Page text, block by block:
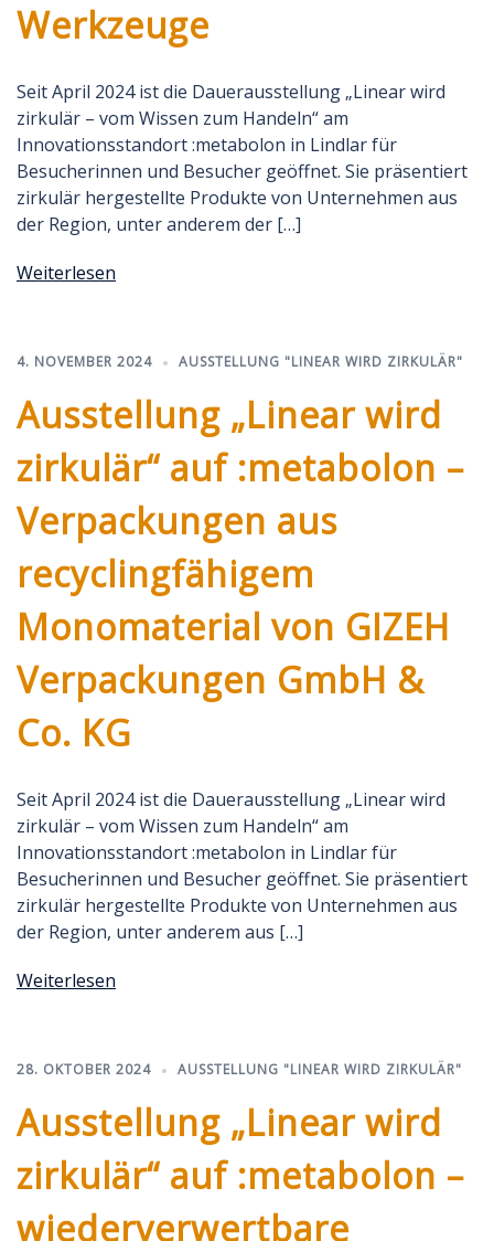
Werkzeuge
Seit April 2024 ist die Dauerausstellung „Linear wird
zirkulär – vom Wissen zum Handeln“ am
Innovationsstandort :metabolon in Lindlar für
Besucherinnen und Besucher geöffnet. Sie präsentiert
zirkulär hergestellte Produkte von Unternehmen aus
der Region, unter anderem der […]
Weiterlesen
4. NOVEMBER 2024 AUSSTELLUNG "LINEAR WIRD ZIRKULÄR"
Ausstellung „Linear wird
zirkulär“ auf :metabolon –
Verpackungen aus
recyclingfähigem
Monomaterial von GIZEH
Verpackungen GmbH &
Co. KG
Seit April 2024 ist die Dauerausstellung „Linear wird
zirkulär – vom Wissen zum Handeln“ am
Innovationsstandort :metabolon in Lindlar für
Besucherinnen und Besucher geöffnet. Sie präsentiert
zirkulär hergestellte Produkte von Unternehmen aus
der Region, unter anderem aus […]
Weiterlesen
28. OKTOBER 2024 AUSSTELLUNG "LINEAR WIRD ZIRKULÄR"
Ausstellung „Linear wird
zirkulär“ auf :metabolon –
wiederverwertbare